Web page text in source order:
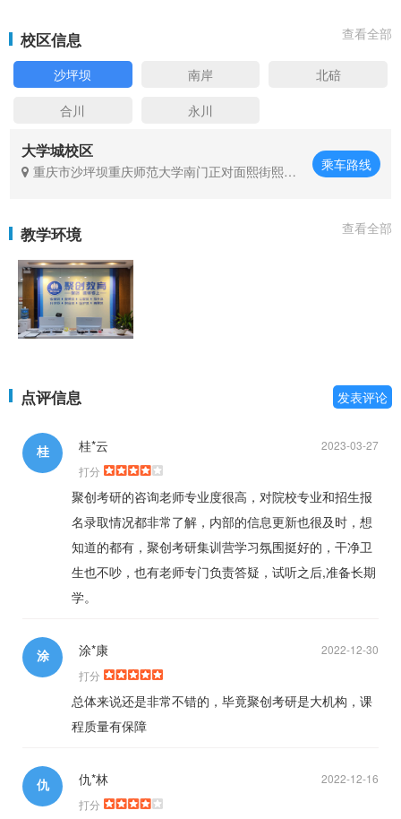
校区信息 查看全部
沙坪坝 南岸
北碚
合川
永川
大学城校区
重庆市沙坪坝重庆师范大学南门正对面熙街熙都
乘车路线
教学环境 查看全部
点评信息 发表评论
桂 2023-03-27
桂*云
打分
聚创考研的咨询老师专业度很高，对院校专业和招生报
名录取情况都非常了解，内部的信息更新也很及时，想
知道的都有，聚创考研集训营学习氛围挺好的，干净卫
生也不吵，也有老师专门负责答疑，试听之后,准备长期
学。
涂 2022-12-30
涂*康
打分
总体来说还是非常不错的，毕竟聚创考研是大机构，课
程质量有保障
仇 2022-12-16
仇*林
打分